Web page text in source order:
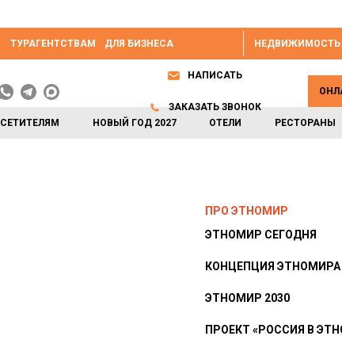
НЕДВИЖИМОСТЬ
ТУРАГЕНТСТВАМ ДЛЯ БИЗНЕСА
НОВЫЙ ГОД 2027 ОТЕЛИ РЕСТОРАНЫ
НАПИСАТЬ
ЗАКАЗАТЬ ЗВОНОК
ПРО ЭТНОМИР
ЭТНОМИР СЕГОДНЯ
КОНЦЕПЦИЯ ЭТНОМИРА
ЭТНОМИР 2030
ПРОЕКТ «РОССИЯ В